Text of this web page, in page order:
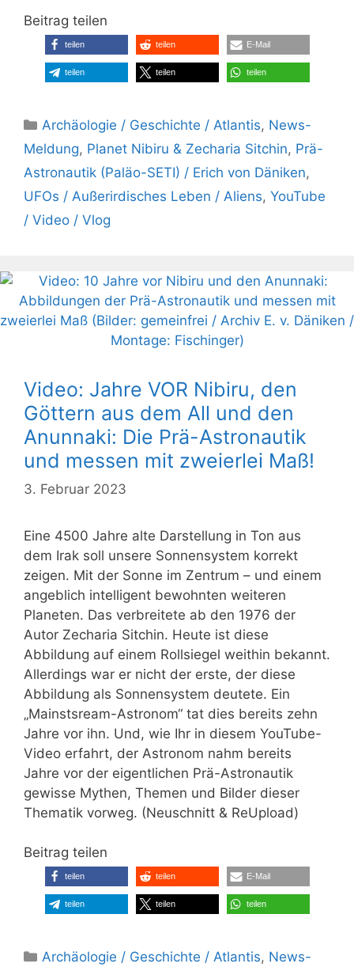
Beitrag teilen
teilen teilen E-Mail
teilen teilen teilen
Kategorien
Archäologie / Geschichte / Atlantis, News-
Meldung, Planet Nibiru & Zecharia Sitchin, Prä-
Astronautik (Paläo-SETI) / Erich von Däniken,
UFOs / Außerirdisches Leben / Aliens, YouTube
/ Video / Vlog
Video: Jahre VOR Nibiru, den
Göttern aus dem All und den
Anunnaki: Die Prä-Astronautik
und messen mit zweierlei Maß!
3. Februar 2023
Eine 4500 Jahre alte Darstellung in Ton aus
dem Irak soll unsere Sonnensystem korrekt
zeigen. Mit der Sonne im Zentrum – und einem
angeblich intelligent bewohnten weiteren
Planeten. Das verbreitete ab den 1976 der
Autor Zecharia Sitchin. Heute ist diese
Abbildung auf einem Rollsiegel weithin bekannt.
Allerdings war er nicht der erste, der diese
Abbildung als Sonnensystem deutete. Ein
„Mainstsream-Astronom“ tat dies bereits zehn
Jahre vor ihn. Und, wie Ihr in diesem YouTube-
Video erfahrt, der Astronom nahm bereits
Jahre vor der eigentlichen Prä-Astronautik
gewisse Mythen, Themen und Bilder dieser
Thematik vorweg. (Neuschnitt & ReUpload)
Beitrag teilen
teilen teilen E-Mail
teilen teilen teilen
Kategorien
Archäologie / Geschichte / Atlantis, News-